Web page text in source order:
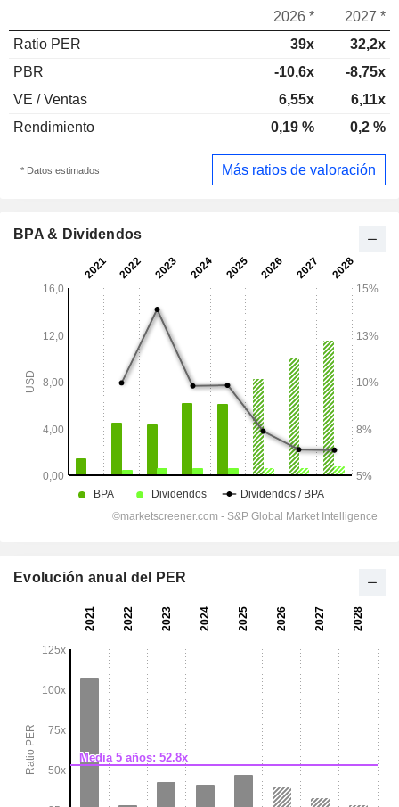
2026 *
2027 *
Ratio PER
39x
32,2x
PBR
-10,6x
-8,75x
VE / Ventas
6,55x
6,11x
Rendimiento
0,19 % 0,2 %
* Datos estimados Más ratios de valoración
BPA & Dividendos
Evolución anual del PER